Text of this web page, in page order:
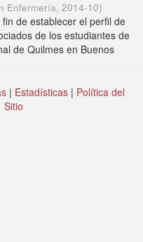
Enfermería, 2014-10)
de establecer el perfil de
de los estudiantes de
de Quilmes en Buenos
| Estadísticas | Política del
Sitio